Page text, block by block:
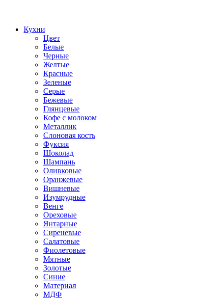
Кухни
Цвет
Белые
Черные
Желтые
Красные
Зеленые
Серые
Бежевые
Глянцевые
Кофе с молоком
Металлик
Слоновая кость
Фуксия
Шоколад
Шампань
Оливковые
Оранжевые
Вишневые
Изумрудные
Венге
Ореховые
Янтарные
Сиреневые
Салатовые
Фиолетовые
Мятные
Золотые
Синие
Материал
МДФ